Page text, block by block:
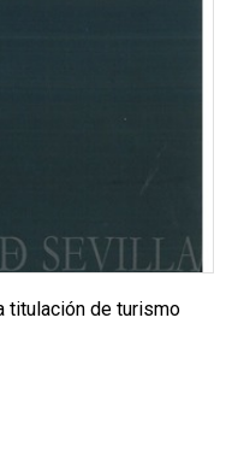
titulación de turismo